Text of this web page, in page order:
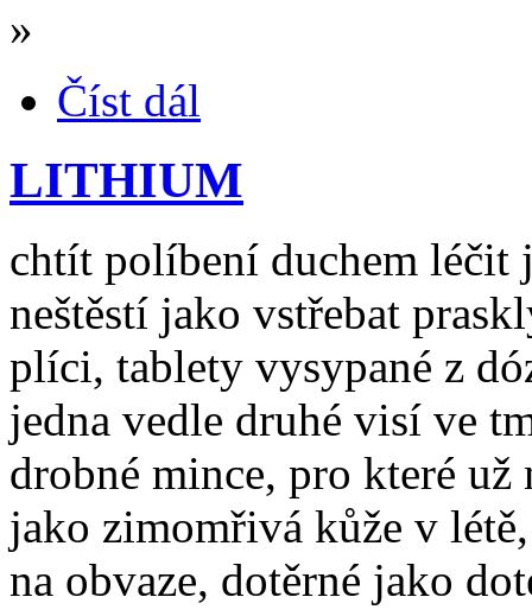
»
Číst dál
LITHIUM
chtít políbení duchem léčit
neštěstí jako vstřebat
plíci, tablety vysypané z
jedna vedle druhé visí ve
drobné mince, pro které už
jako zimomřivá kůže v
na obvaze, dotěrné jako